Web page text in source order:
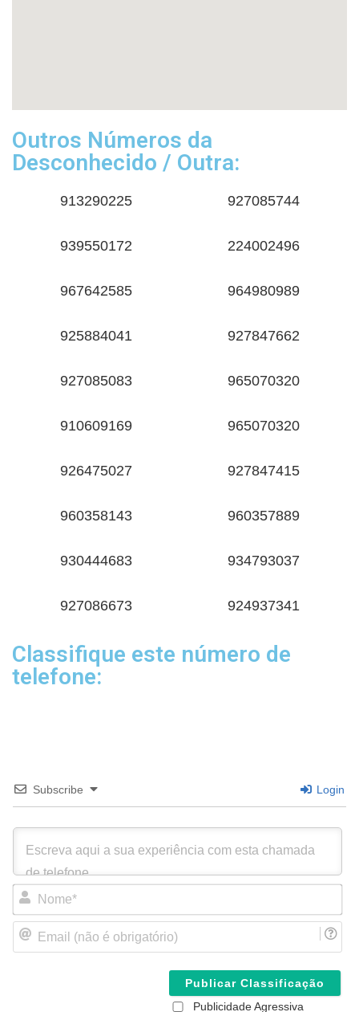
Outros Números da
Desconhecido / Outra:
913290225 927085744
939550172 224002496
967642585 964980989
925884041 927847662
927085083 965070320
910609169 965070320
926475027 927847415
960358143 960357889
930444683 934793037
927086673 924937341
Classifique este número de
telefone:
Subscribe Login
N
m
a
Publicidade Agressiva